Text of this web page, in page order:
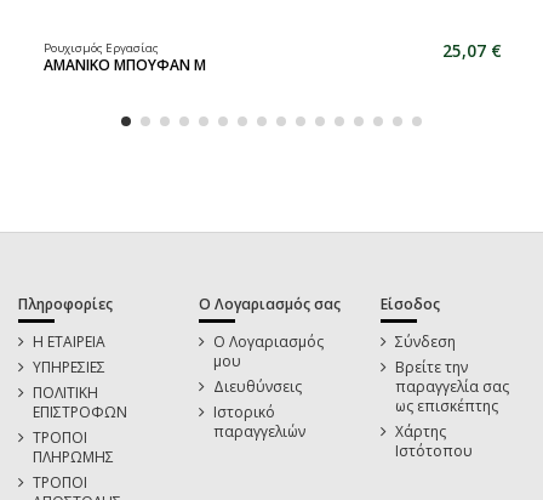
Ρουχισμός Εργασίας
ΑΜΑΝΙΚΟ ΜΠΟΥΦΑΝ M
25,07 €
Πληροφορίες
Η ΕΤΑΙΡΕΙΑ
ΥΠΗΡΕΣΙΕΣ
ΠΟΛΙΤΙΚΗ
ΕΠΙΣΤΡΟΦΩΝ
ΤΡΟΠΟΙ
ΠΛΗΡΩΜΗΣ
ΤΡΟΠΟΙ
Ο Λογαριασμός σας
Ο Λογαριασμός
μου
Διευθύνσεις
Ιστορικό
παραγγελιών
Είσοδος
Σύνδεση
Βρείτε την
παραγγελία σας
ως επισκέπτης
Χάρτης
Ιστότοπου